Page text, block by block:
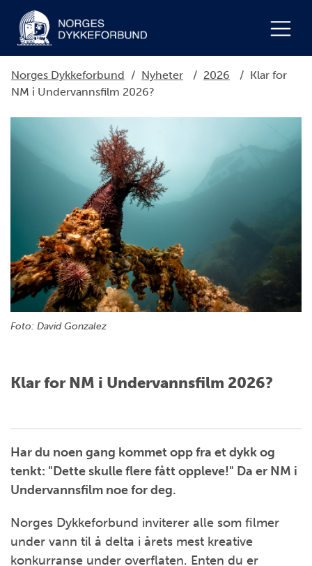
Norges Dykkeforbund / Nyheter / 2026 / Klar for
NM i Undervannsfilm 2026?
Foto: David Gonzalez
Klar for NM i Undervannsfilm 2026?
Har du noen gang kommet opp fra et dykk og
tenkt: "Dette skulle flere fått oppleve!" Da er NM i
Undervannsfilm noe for deg.
Norges Dykkeforbund inviterer alle som filmer
under vann til å delta i årets mest kreative
konkurranse under overflaten. Enten du er